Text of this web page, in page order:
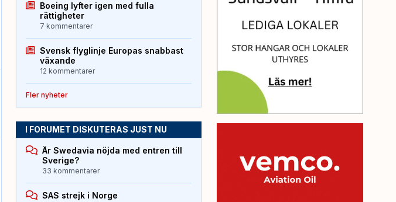
Boeing lyfter igen med fulla
rättigheter
7 kommentarer
Svensk flyglinje Europas snabbast
växande
12 kommentarer
Fler nyheter
I FORUMET DISKUTERAS JUST NU
Är Swedavia nöjda med entren till
Sverige?
33 kommentarer
SAS strejk i Norge